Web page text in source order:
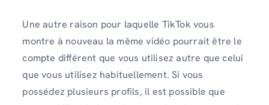
Une autre raison pour laquelle TikTok vous
montre à nouveau la même vidéo pourrait être le
compte différent que vous utilisez autre que celui
que vous utilisez habituellement. Si vous
possédez plusieurs profils, il est possible que